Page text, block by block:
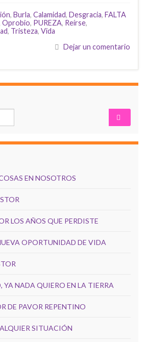
, Burla, Calamidad, Desgracia, FALTA
Oprobio, PUREZA, Reírse,
, Tristeza, Vida
Dejar un comentario
EN NOSOTROS
LOS AÑOS QUE PERDISTE
OPORTUNIDAD DE VIDA
YA NADA QUIERO EN LA TIERRA
DE PAVOR REPENTINO
SITUACIÓN